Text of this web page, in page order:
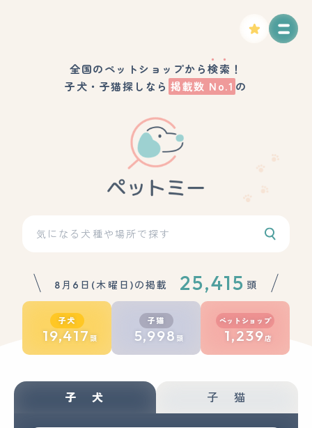
全国のペットショップから検索 ！
子犬・子猫探しなら 掲載数 No.1 の
8月6日(木曜日)の掲載 25,415 頭
子犬
19,417 頭
子猫
5,998 頭
ペットショップ
1,239店
子 犬 子 猫